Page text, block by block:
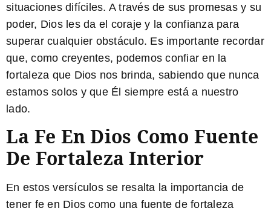
situaciones difíciles. A través de sus promesas y su
poder, Dios les da el coraje y la confianza para
superar cualquier obstáculo. Es importante recordar
que, como creyentes, podemos confiar en la
fortaleza que Dios nos brinda, sabiendo que nunca
estamos solos y que Él siempre está a nuestro
lado.
La Fe En Dios Como Fuente
De Fortaleza Interior
En estos versículos se resalta la importancia de
tener fe en Dios como una fuente de fortaleza